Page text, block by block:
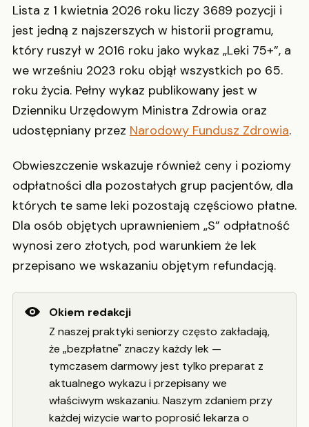
Lista z 1 kwietnia 2026 roku liczy 3689 pozycji i
jest jedną z najszerszych w historii programu,
który ruszył w 2016 roku jako wykaz „Leki 75+”, a
we wrześniu 2023 roku objął wszystkich po 65.
roku życia. Pełny wykaz publikowany jest w
Dzienniku Urzędowym Ministra Zdrowia oraz
udostępniany przez Narodowy Fundusz Zdrowia.
Obwieszczenie wskazuje również ceny i poziomy
odpłatności dla pozostałych grup pacjentów, dla
których te same leki pozostają częściowo płatne.
Dla osób objętych uprawnieniem „S” odpłatność
wynosi zero złotych, pod warunkiem że lek
przepisano we wskazaniu objętym refundacją.
Okiem redakcji
Z naszej praktyki seniorzy często zakładają,
że „bezpłatne" znaczy każdy lek —
tymczasem darmowy jest tylko preparat z
aktualnego wykazu i przepisany we
właściwym wskazaniu. Naszym zdaniem przy
każdej wizycie warto poprosić lekarza o